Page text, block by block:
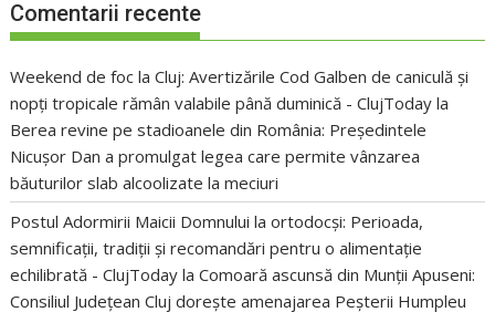
Comentarii recente
Weekend de foc la Cluj: Avertizările Cod Galben de caniculă și
nopți tropicale rămân valabile până duminică - ClujToday la
Berea revine pe stadioanele din România: Președintele
Nicușor Dan a promulgat legea care permite vânzarea
băuturilor slab alcoolizate la meciuri
Postul Adormirii Maicii Domnului la ortodocși: Perioada,
semnificații, tradiții și recomandări pentru o alimentație
echilibrată - ClujToday laComoară ascunsă din Munții Apuseni:
Consiliul Județean Cluj dorește amenajarea Peșterii Humpleu